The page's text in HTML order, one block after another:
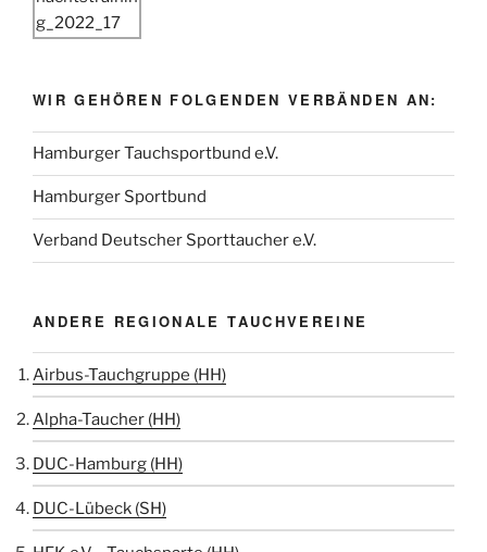
WIR GEHÖREN FOLGENDEN VERBÄNDEN AN:
Hamburger Tauchsportbund e.V.
Hamburger Sportbund
Verband Deutscher Sporttaucher e.V.
ANDERE REGIONALE TAUCHVEREINE
Airbus-Tauchgruppe (HH)
Alpha-Taucher (HH)
DUC-Hamburg (HH)
DUC-Lübeck (SH)